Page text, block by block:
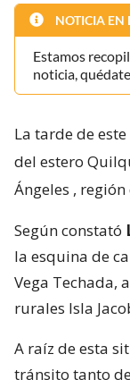
NOTICIA EN
Estamos
noticia,
La tarde de
del estero
Ángeles , región
Según constató
la esquina de
Vega Techada,
rurales Isla
A raíz de esta
tránsito tanto